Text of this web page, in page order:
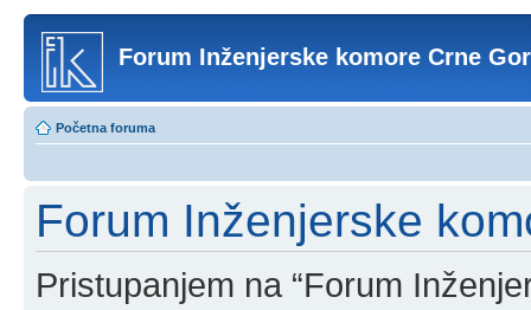
Forum Inženjerske komore Crne
Početna foruma
Forum Inženjerske
Pristupanjem na “Forum